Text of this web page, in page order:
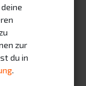
zur
du in
.